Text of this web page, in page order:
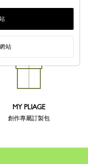
MY PLIAGE
創作專屬訂製包
站